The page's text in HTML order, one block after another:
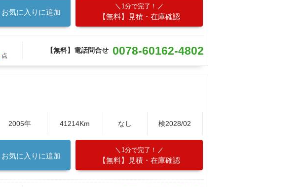
お気に入りに追加
1分で完了！
【無料】見積・在庫確認
点
【無料】電話問合せ 0078-60162-4802
2005年 41214Km なし 検2028/02
お気に入りに追加
1分で完了！
【無料】見積・在庫確認